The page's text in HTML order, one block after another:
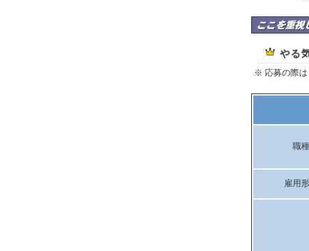
けいのすけ司法
やる
※ 応募の際は
職種
雇用